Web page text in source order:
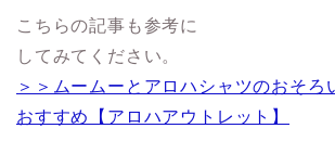
こちらの記事も参考に
してみてください。
＞＞ムームーとアロハシャツのおそろ
おすすめ【アロハアウトレット】